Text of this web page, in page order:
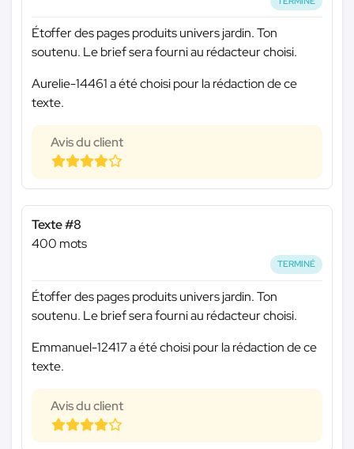
Étoffer des pages produits univers jardin. Ton
soutenu. Le brief sera fourni au rédacteur choisi.
Aurelie-14461 a été choisi pour la rédaction de ce
texte.
Avis du client
Texte #8
400 mots
TERMINÉ
Étoffer des pages produits univers jardin. Ton
soutenu. Le brief sera fourni au rédacteur choisi.
Emmanuel-12417 a été choisi pour la rédaction de ce
texte.
Avis du client